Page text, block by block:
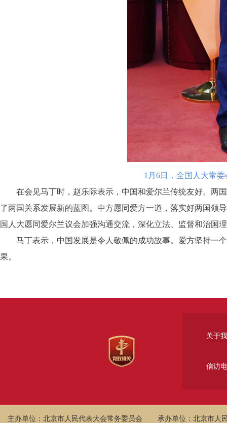
1月6日，全国人大常
在会见马丁时，赵乐际表示，中国和爱尔兰传统友好。两国
了两国关系发展新的蓝图。中方愿同爱方一道，落实好两国领
国人大愿同爱尔兰议会加强沟通交流，深化立法、监督和治国
马丁表示，中国发展是令人敬佩的成功故事。爱方坚持一个
果。
关于
信访
主办单位：北京市人民代表大会常务委员会 承办单位：北京市人